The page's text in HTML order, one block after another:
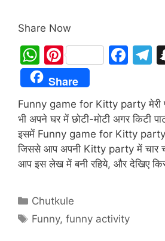
Share Now
W
h
at
s
A
p
p
Pi
nt
er
e
st
F
e
b
o
o
T
e
a
Share
Funny game for Kitty party मेरी
भी अपने घर में छोटी-मोटी अगर किटी
इसमें Funny game for Kitty party
जिससे आप अपनी Kitty party में चार
आप इस लेख में बनी रहिये, और देखिए
Categories
Chutkule
Tags
Funny,funny activity